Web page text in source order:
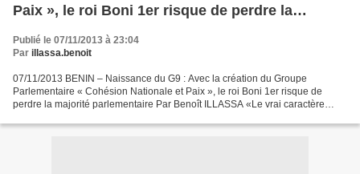
Paix », le roi Boni 1er risque de perdre la
Publié le 07/11/2013 à 23:04
Par illassa.benoit
07/11/2013 BENIN – Naissance du G9 : Avec la création du Groupe
Parlementaire « Cohésion Nationale et Paix », le roi Boni 1er risque de
perdre la majorité parlementaire Par Benoît ILLASSA «Le vrai caractère